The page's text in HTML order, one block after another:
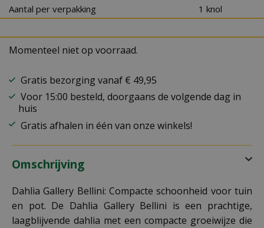
Aantal per verpakking 1 knol
Momenteel niet op voorraad.
Gratis bezorging vanaf € 49,95
Voor 15:00 besteld, doorgaans de volgende dag in
huis
Gratis afhalen in één van onze winkels!
Omschrijving
Dahlia Gallery Bellini: Compacte schoonheid voor tuin
en pot. De Dahlia Gallery Bellini is een prachtige,
laagblijvende dahlia met een compacte groeiwijze die